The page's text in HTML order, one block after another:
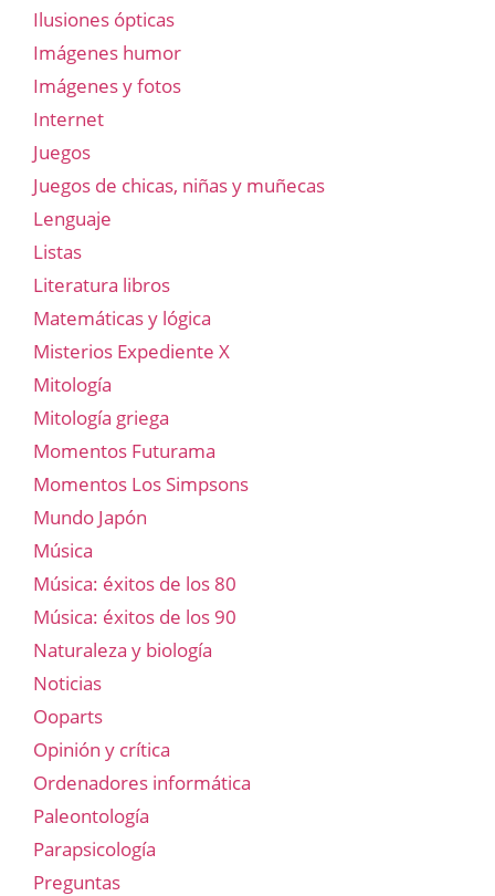
Ilusiones ópticas
Imágenes humor
Imágenes y fotos
Internet
Juegos
Juegos de chicas, niñas y muñecas
Lenguaje
Listas
Literatura libros
Matemáticas y lógica
Misterios Expediente X
Mitología
Mitología griega
Momentos Futurama
Momentos Los Simpsons
Mundo Japón
Música
Música: éxitos de los 80
Música: éxitos de los 90
Naturaleza y biología
Noticias
Ooparts
Opinión y crítica
Ordenadores informática
Paleontología
Parapsicología
Preguntas